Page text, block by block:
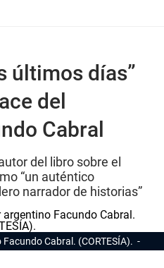
últimos días”
del
Cabral
del libro sobre el
“un auténtico
narrador de historias”
Cabral. (CORTESÍA).